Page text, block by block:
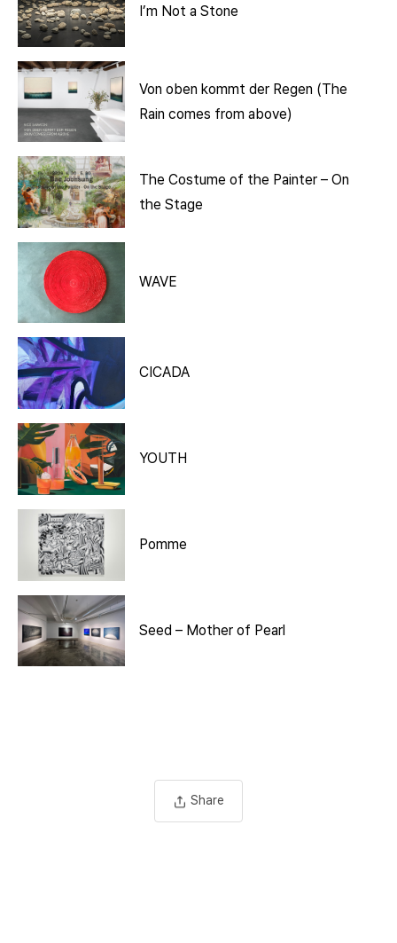
I’m Not a Stone
Von oben kommt der Regen (The
Rain comes from above)
The Costume of the Painter – On
the Stage
WAVE
CICADA
YOUTH
Pomme
Seed – Mother of Pearl
Share